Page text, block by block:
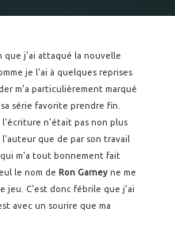
que j'ai attaqué la nouvelle
je l'ai à quelques reprises
m'a particulièrement marqué
série favorite prendre fin.
n'était pas non plus
que de par son travail
m'a tout bonnement fait
le nom de Ron Garney ne me
jeu. C'est donc fébrile que j'ai
avec un sourire que ma